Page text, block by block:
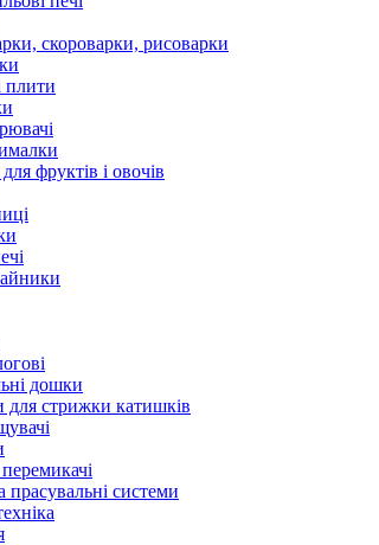
скороварки, рисоварки
плити
фруктів і овочів
дошки
стрижки катишків
прасувальні системи